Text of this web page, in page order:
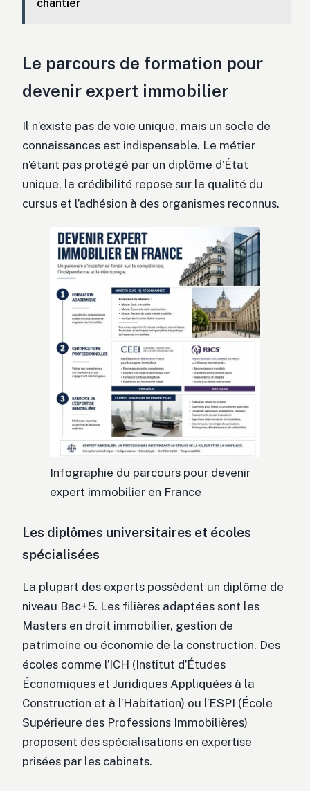
chantier
Le parcours de formation pour
devenir expert immobilier
Il n’existe pas de voie unique, mais un socle de
connaissances est indispensable. Le métier
n’étant pas protégé par un diplôme d’État
unique, la crédibilité repose sur la qualité du
cursus et l’adhésion à des organismes reconnus.
Infographie du parcours pour devenir
expert immobilier en France
Les diplômes universitaires et écoles
spécialisées
La plupart des experts possèdent un diplôme de
niveau Bac+5. Les filières adaptées sont les
Masters en droit immobilier, gestion de
patrimoine ou économie de la construction. Des
écoles comme l’ICH (Institut d’Études
Économiques et Juridiques Appliquées à la
Construction et à l’Habitation) ou l’ESPI (École
Supérieure des Professions Immobilières)
proposent des spécialisations en expertise
prisées par les cabinets.